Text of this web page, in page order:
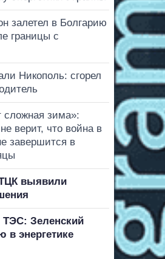
залетел в Болгарию
границы с
Никополь: сгорел
сложная зима»:
верит, что война в
завершится в
выявили
Зеленский
в энергетике